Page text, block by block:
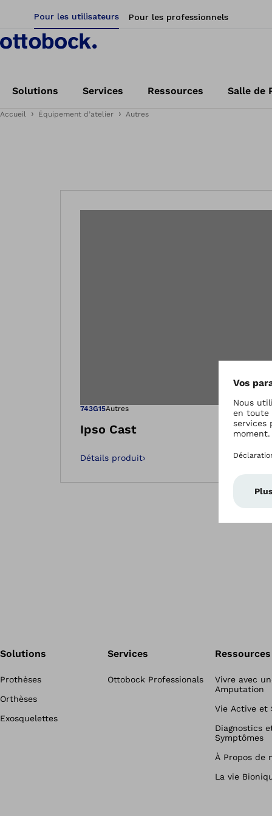
Pour les utilisateurs Pour les professionnels
Solutions Services Ressources Salle de
Accueil Équipement d’atelier Autres
Ouvre
743G15Autres
Ipso Cast
Détails produit›
Solutions
Prothèses
Orthèses
Exosquelettes
Services
Ottobock Professionals
Ressources
Vivre avec
Amputation
Vie Active et
Diagnostics
Symptômes
À Propos de
La vie